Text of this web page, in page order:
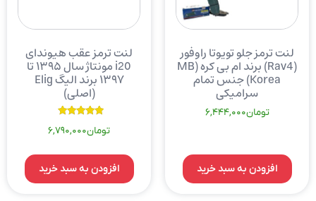
لنت ترمز جلو تویوتا راوفور
(Rav4) برند ام بی کره (MB
Korea) جنس تمام
سرامیکی
تومان6,444,000
افزودن به سبد خرید
لنت ترمز عقب هیوندای
i20 مونتاژ سال ۱۳۹۵ تا
۱۳۹۷ برند الیگ Elig
(اصلی)
5.00تومان6,790,000
افزودن به سبد خرید